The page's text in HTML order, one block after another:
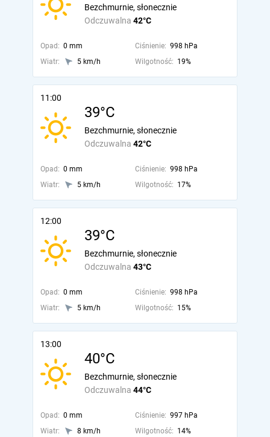
Odczuwalna 42°C
Bezchmurnie, słonecznie
Opad: 0 mm Ciśnienie: 998 hPa
Wiatr:
5 km/h Wilgotność: 19%
11:00
39°C
Odczuwalna 42°C
Bezchmurnie, słonecznie
Opad: 0 mm Ciśnienie: 998 hPa
Wiatr:
5 km/h Wilgotność: 17%
12:00
39°C
Odczuwalna 43°C
Bezchmurnie, słonecznie
Opad: 0 mm Ciśnienie: 998 hPa
Wiatr:
5 km/h Wilgotność: 15%
13:00
40°C
Odczuwalna 44°C
Bezchmurnie, słonecznie
Opad: 0 mm Ciśnienie: 997 hPa
Wiatr:
8 km/h Wilgotność: 14%